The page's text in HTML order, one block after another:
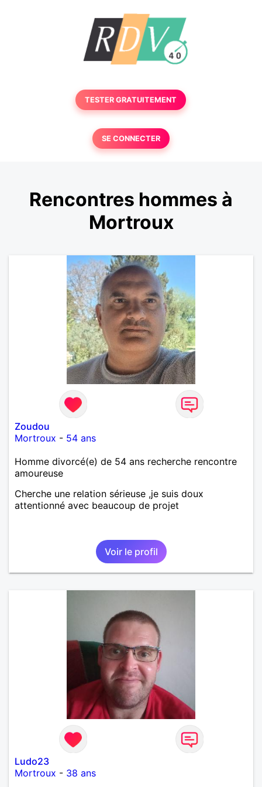
TESTER GRATUITEMENT
SE CONNECTER
Rencontres hommes à
Mortroux
Zoudou
Mortroux - 54 ans
Homme divorcé(e) de 54 ans recherche rencontre
amoureuse
Cherche une relation sérieuse ,je suis doux
attentionné avec beaucoup de projet
Voir le profil
Ludo23
Mortroux - 38 ans